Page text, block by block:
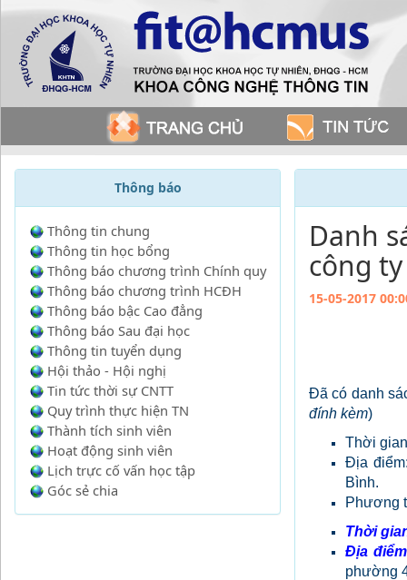
Thông báo
Thông tin chung
Thông tin học bổng
Thông báo chương trình Chính quy
Thông báo chương trình HCĐH
Thông báo bậc Cao đẳng
Thông báo Sau đại học
Thông tin tuyển dụng
Hội thảo - Hội nghị
Tin tức thời sự CNTT
Quy trình thực hiện TN
Thành tích sinh viên
Hoạt động sinh viên
Lịch trực cố vấn học tập
Góc sẻ chia
Danh
công
15-05-2017
Đã có danh
đính kèm)
Thời
Địa
Bình.
Phương
Thời
Địa
phường